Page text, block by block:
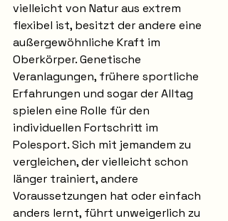
vielleicht von Natur aus extrem
flexibel ist, besitzt der andere eine
außergewöhnliche Kraft im
Oberkörper. Genetische
Veranlagungen, frühere sportliche
Erfahrungen und sogar der Alltag
spielen eine Rolle für den
individuellen Fortschritt im
Polesport. Sich mit jemandem zu
vergleichen, der vielleicht schon
länger trainiert, andere
Voraussetzungen hat oder einfach
anders lernt, führt unweigerlich zu